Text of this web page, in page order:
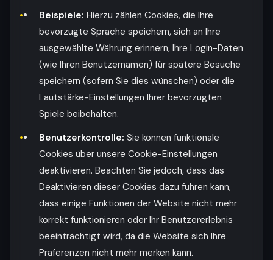
Beispiele: Hierzu zählen Cookies, die Ihre
bevorzugte Sprache speichern, sich an Ihre
ausgewählte Währung erinnern, Ihre Login-Daten
(wie Ihren Benutzernamen) für spätere Besuche
speichern (sofern Sie dies wünschen) oder die
Lautstärke-Einstellungen Ihrer bevorzugten
Spiele beibehalten.
Benutzerkontrolle: Sie können funktionale
Cookies über unsere Cookie-Einstellungen
deaktivieren. Beachten Sie jedoch, dass das
Deaktivieren dieser Cookies dazu führen kann,
dass einige Funktionen der Website nicht mehr
korrekt funktionieren oder Ihr Benutzererlebnis
beeinträchtigt wird, da die Website sich Ihre
Präferenzen nicht mehr merken kann.